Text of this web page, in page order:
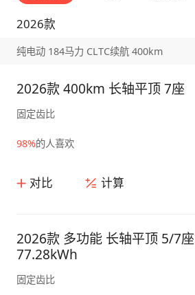
2026款
纯电动 184马力 CLTC续航 400km
2026款 400km 长轴平顶 7座
固定齿比
98%的人喜欢
对比 计算
2026款 多功能 长轴平顶 5/7座
77.28kWh
固定齿比